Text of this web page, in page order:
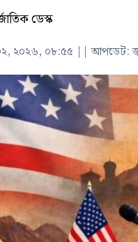
ডেস্ক
২০২৬, ০৮:৫৫ ||আপডেট: